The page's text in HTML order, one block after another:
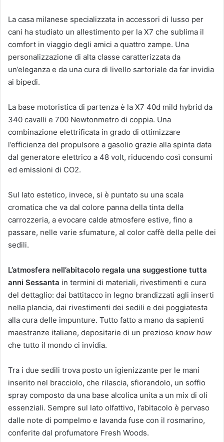
La casa milanese specializzata in accessori di lusso per
cani ha studiato un allestimento per la X7 che sublima il
comfort in viaggio degli amici a quattro zampe. Una
personalizzazione di alta classe caratterizzata da
un’eleganza e da una cura di livello sartoriale da far invidia
ai bipedi.
La base motoristica di partenza è la X7 40d mild hybrid da
340 cavalli e 700 Newtonmetro di coppia. Una
combinazione elettrificata in grado di ottimizzare
l’efficienza del propulsore a gasolio grazie alla spinta data
dal generatore elettrico a 48 volt, riducendo così consumi
ed emissioni di CO2.
Sul lato estetico, invece, si è puntato su una scala
cromatica che va dal colore panna della tinta della
carrozzeria, a evocare calde atmosfere estive, fino a
passare, nelle varie sfumature, al color caffè della pelle dei
sedili.
L’atmosfera nell’abitacolo regala una suggestione tutta
anni Sessanta in termini di materiali, rivestimenti e cura
del dettaglio: dai battitacco in legno brandizzati agli inserti
nella plancia, dai rivestimenti dei sedili e dei poggiatesta
alla cura delle impunture. Tutto fatto a mano da sapienti
maestranze italiane, depositarie di un prezioso know how
che tutto il mondo ci invidia.
Tra i due sedili trova posto un igienizzante per le mani
inserito nel bracciolo, che rilascia, sfiorandolo, un soffio
spray composto da una base alcolica unita a un mix di oli
essenziali. Sempre sul lato olfattivo, l’abitacolo è pervaso
dalle note di pompelmo e lavanda fuse con il rosmarino,
conferite dal profumatore Fresh Woods.